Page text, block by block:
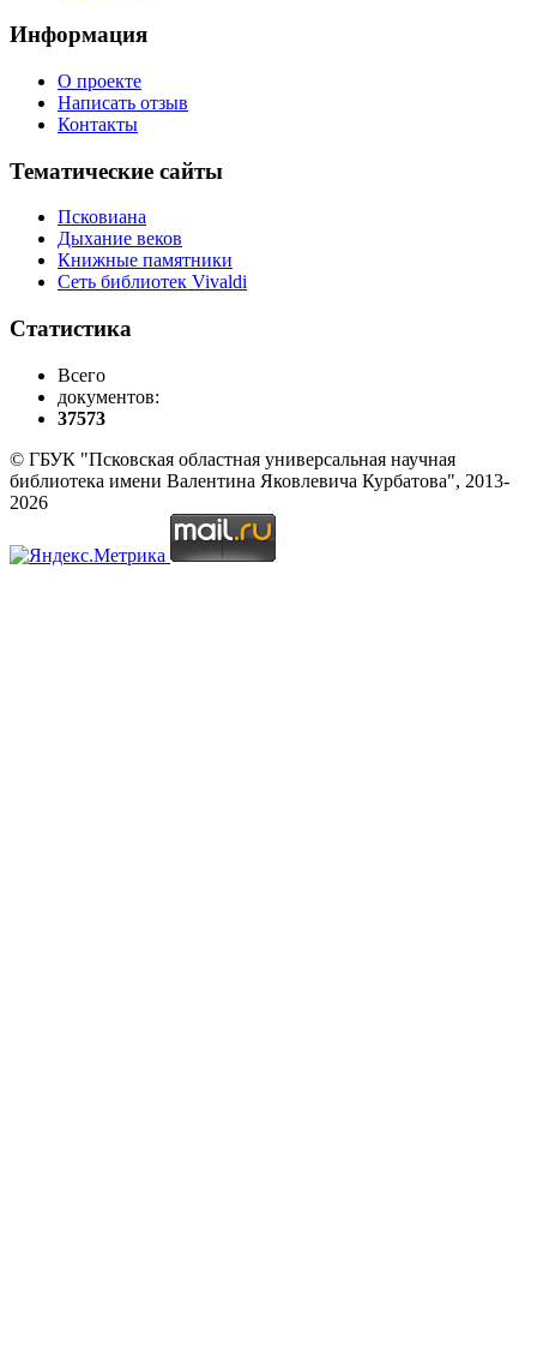
Информация
О проекте
Написать отзыв
Контакты
Тематические сайты
Псковиана
Дыхание веков
Книжные памятники
Сеть библиотек Vivaldi
Статистика
Всего
документов:
37573
© ГБУК "Псковская областная универсальная научная
библиотека имени Валентина Яковлевича Курбатова", 2013-
2026